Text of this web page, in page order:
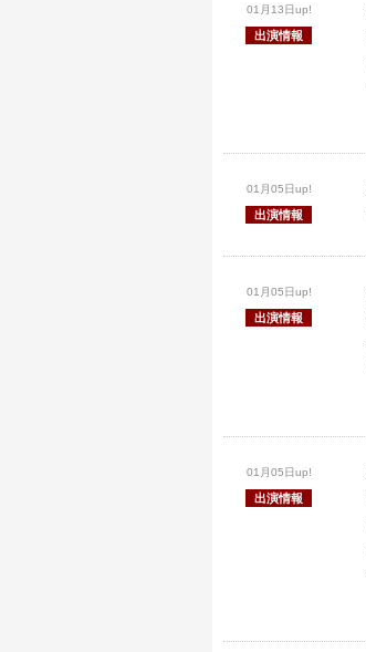
01月13日up!
出演情報
01月05日up!
出演情報
01月05日up!
出演情報
01月05日up!
出演情報